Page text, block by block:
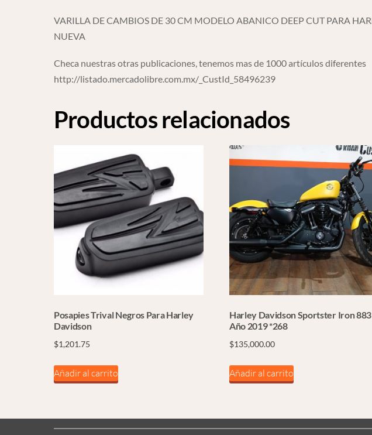
VARILLA DE CAMBIOS DE 30 CM MODELO ABANICO DEEP CUT PARA
NUEVA
Checa nuestras otras publicaciones, tenemos mas de 1000 artículos diferentes
http://listado.mercadolibre.com.mx/_CustId_58496239
Productos relacionados
Posapies Trival Negros Para Harley
Davidson
$1,201.75
Añadir al carrito
Harley Davidson Sportster Iron 883
Año 2019 *268
$135,000.00
Añadir al carrito